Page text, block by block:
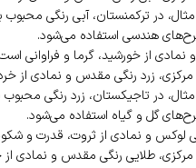
در ترکمنستان، آبی رنگی
هندسی استفاده می‌شود.
نمادی از خورشید، گرما و فراوانی
زرد رنگی مقدس و نمادی از
در تاجیکستان، زرد رنگی
گل و گیاه استفاده می‌شود.
لوکس و نمادی از ثروت، قدرت و
طلایی رنگی مقدس و نمادی